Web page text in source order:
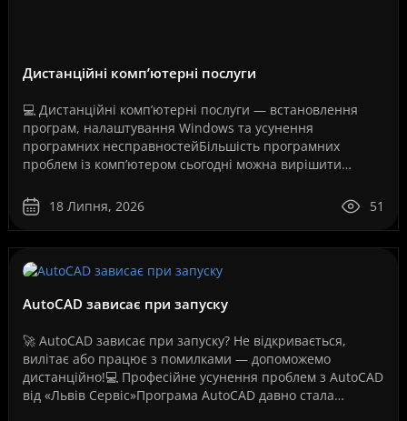
Дистанційні комп’ютерні послуги
💻 Дистанційні комп’ютерні послуги — встановлення
програм, налаштування Windows та усунення
програмних несправностейБільшість програмних
проблем із комп’ютером сьогодні можна вирішити
центру та без оч..
18 Липня, 2026 51
AutoCAD зависає при запуску
🚀 AutoCAD зависає при запуску? Не відкривається,
вилітає або працює з помилками — допоможемо
дистанційно!💻 Професійне усунення проблем з AutoCAD
від «Львів Сервіс»Програма AutoCAD давно стала